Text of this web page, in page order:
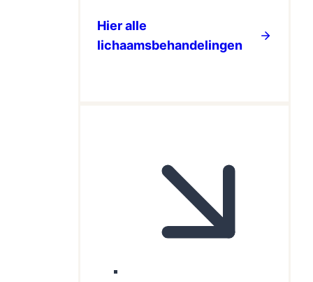
Hier alle
lichaamsbehandelingen